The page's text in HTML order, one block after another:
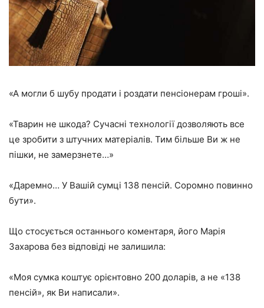
«А могли б шубу продати і роздати пенсіонерам гроші».
«Тварин не шкода? Сучасні технології дозволяють все
це зробити з штучних матеріалів. Тим більше Ви ж не
пішки, не замерзнете…»
«Даремно… У Вашій сумці 138 пенсій. Соромно повинно
бути».
Що стосується останнього коментаря, його Марія
Захарова без відповіді не залишила:
«Моя сумка коштує орієнтовно 200 доларів, а не «138
пенсій», як Ви написали».